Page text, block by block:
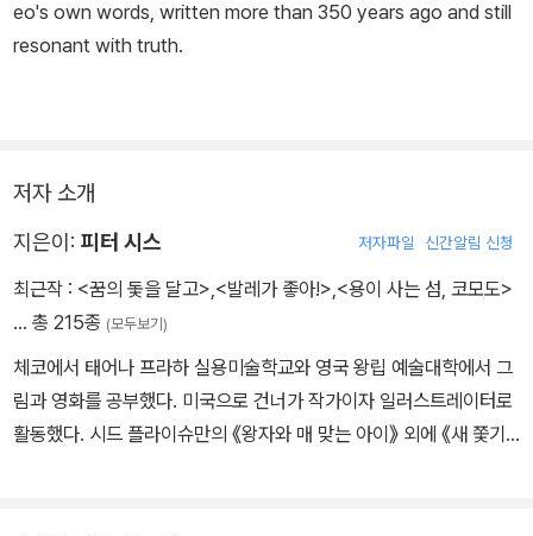
eo's own words, written more than 350 years ago and still
resonant with truth.
저자 소개
지은이: 피터 시스 저자파일 신간알림 신청
최근작 : <꿈의 돛을 달고>,<발레가 좋아!>,<용이 사는 섬, 코모도>
… 총 215종 (모두보기)
체코에서 태어나 프라하 실용미술학교와 영국 왕립 예술대학에서 그
림과 영화를 공부했다. 미국으로 건너가 작가이자 일러스트레이터로
활동했다. 시드 플라이슈만의 《왕자와 매 맞는 아이》 외에 《새 쫓기》